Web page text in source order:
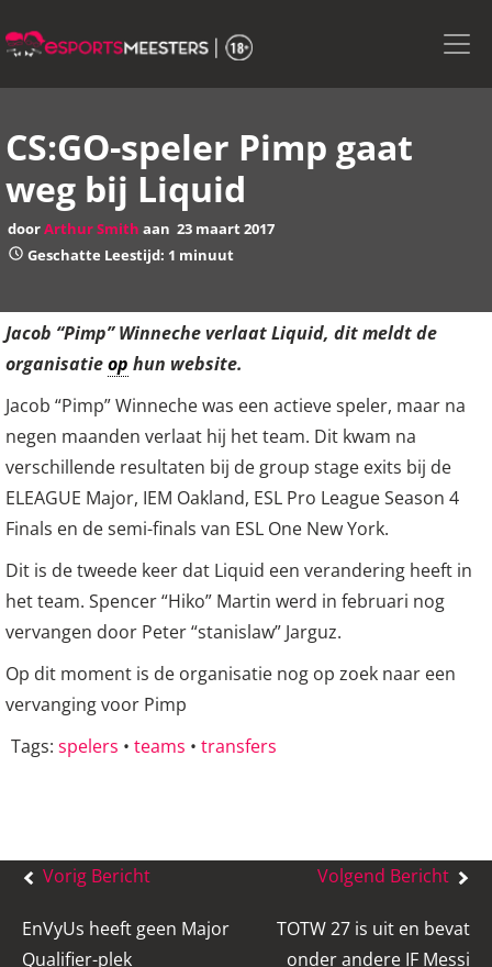
to
CS:GO-speler Pimp gaat
weg bij Liquid
doorArthur Smith aan 23 maart 2017
Geschatte Leestijd: 1 minuut
Jacob “Pimp” Winneche verlaat Liquid, dit meldt de
organisatieop hun website.
Jacob “Pimp” Winneche was een actieve speler, maar na
negen maanden verlaat hij het team. Dit kwam na
verschillende resultaten bij de group stage exits bij de
ELEAGUE Major, IEM Oakland, ESL Pro League Season 4
Finals en de semi-finals van ESL One New York.
Dit is de tweede keer dat Liquid een verandering heeft in
het team. Spencer “Hiko” Martin werd in februari nog
vervangen door Peter “stanislaw” Jarguz.
Op dit moment is de organisatie nog op zoek naar een
vervanging voor Pimp
Tags: spelers • teams • transfers
Bericht
Vorig Bericht
EnVyUs heeft geen Major
Qualifier-plek
Volgend Bericht
TOTW 27 is uit en bevat
onder andere IF Messi